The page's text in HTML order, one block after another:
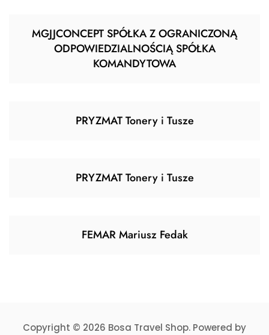
MGJJCONCEPT SPÓŁKA Z OGRANICZONĄ
ODPOWIEDZIALNOŚCIĄ SPÓŁKA
KOMANDYTOWA
PRYZMAT Tonery i Tusze
PRYZMAT Tonery i Tusze
FEMAR Mariusz Fedak
Copyright © 2026 Bosa Travel Shop. Powered by